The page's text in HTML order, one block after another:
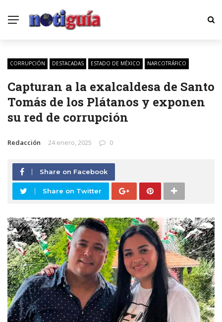
CORRUPCIÓN DESTACADAS ESTADO DE MÉXICO NARCOTRÁFICO
Capturan a la exalcaldesa de Santo
Tomás de los Plátanos y exponen
su red de corrupción
Redacción 24 enero, 2025 0
Share on Facebook
Share on Twitter